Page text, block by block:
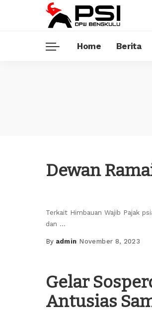
Home Berita
Dewan
Terkait Himbauan Wajib Pajak
dan ...
Posted
By admin November 8, 2023
Gelar
Antusias